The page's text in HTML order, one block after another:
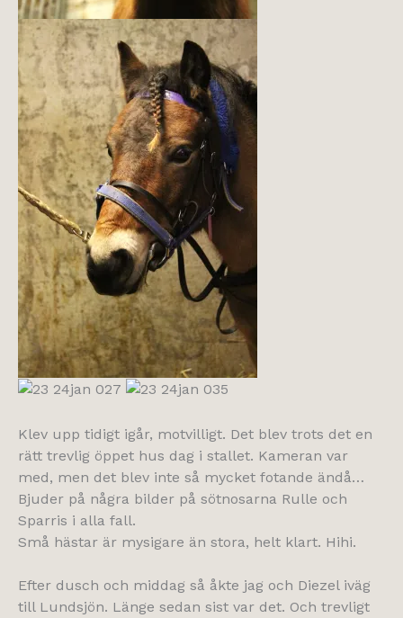
Klev upp tidigt igår, motvilligt. Det blev trots det en
rätt trevlig öppet hus dag i stallet. Kameran var
med, men det blev inte så mycket fotande ändå…
Bjuder på några bilder på sötnosarna Rulle och
Sparris i alla fall.
Små hästar är mysigare än stora, helt klart. Hihi.
Efter dusch och middag så åkte jag och Diezel iväg
till Lundsjön. Länge sedan sist var det. Och trevligt